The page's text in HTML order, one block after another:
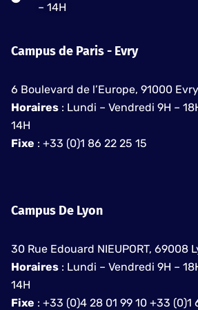
– 14H
Campus de Paris - Evry
6 Boulevard de l’Europe, 91000 Evry
Horaires : Lundi – Vendredi 9H –
14H
Fixe : +33 (0)1 86 22 25 15
Campus De Lyon
30 Rue Edouard NIEUPORT, 69008
Horaires : Lundi – Vendredi 9H –
14H
Fixe : +33 (0)4 28 01 99 10 +33